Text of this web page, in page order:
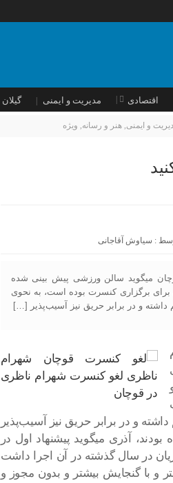
اقتصادی مدیریت و ایمنی گیلان
و ایمنی, هنر و رسانه, ویژه
: سیاوش آقاجانی
میگوید سالن ورزشی پیش بینی شده
برای برگزاری کنسرت بوده است، به نحوی
و در برابر حریق نیز آسیب‌پذیر […]
و در برابر حریق نیز آسیب‌پذیر
۲۰۰۰ صندلی در آن چیده بودند، آذری میگوید پیشنهاد اول در
در سال گذشته در آن اجرا داشت
و با گنجایش بیشتر و بدون مجوز و